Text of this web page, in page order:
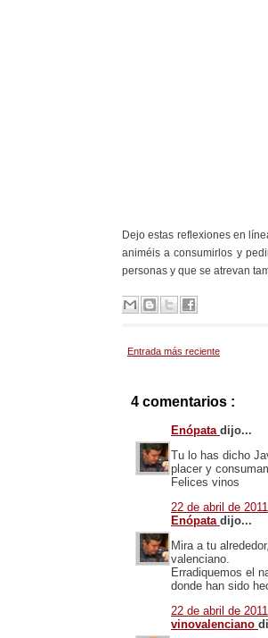
Dejo estas reflexiones en
animéis a consumirlos y
personas y que se atrevan
Entrada más reciente
4 comentarios :
Enópata dijo...
Tu lo has dicho
placer y
Felices vinos
22 de abril de
Enópata dijo...
Mira a tu
valenciano.
Erradiquemos el
donde han sido
22 de abril de
vinovalenciano